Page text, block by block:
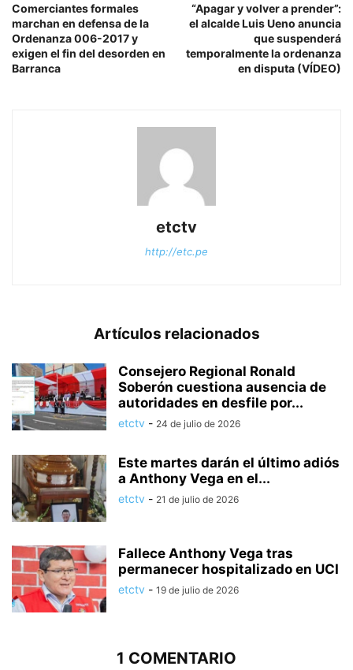
Comerciantes formales
marchan en defensa de la
Ordenanza 006-2017 y
exigen el fin del desorden en
Barranca
“Apagar y volver a prender”:
el alcalde Luis Ueno anuncia
que suspenderá
temporalmente la ordenanza
en disputa (VÍDEO)
etctv
http://etc.pe
Artículos relacionados
Consejero Regional Ronald
Soberón cuestiona ausencia de
autoridades en desfile por...
etctv - 24 de julio de 2026
Este martes darán el último adiós
a Anthony Vega en el...
etctv - 21 de julio de 2026
Fallece Anthony Vega tras
permanecer hospitalizado en UCI
etctv - 19 de julio de 2026
1 COMENTARIO